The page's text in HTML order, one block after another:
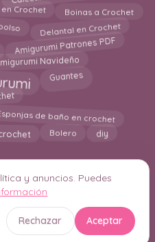
en Crochet Boinas a Crochet
Delantal en Crochet
Amigurumi Patrones PDF
Navideño
Guantes
de baño en crochet
Bolero diy
los derechos reservados.
y anuncios. Puedes
Rechazar Aceptar